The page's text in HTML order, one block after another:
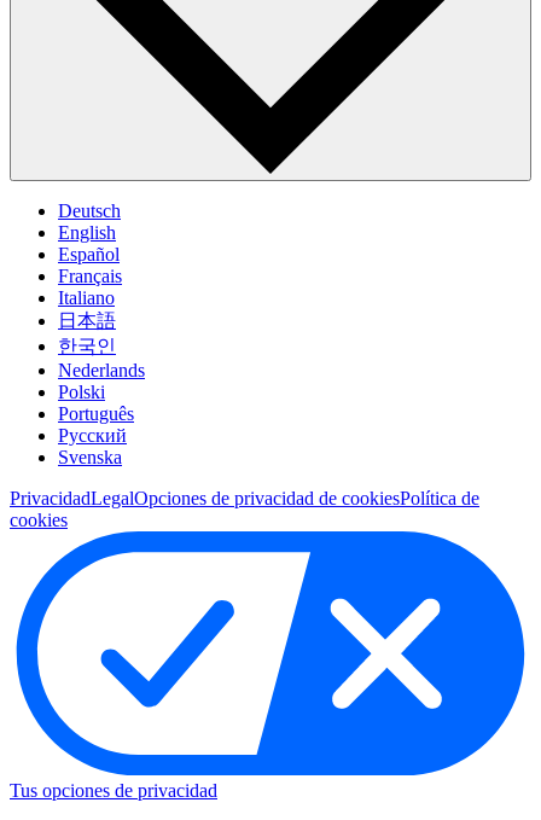
Deutsch
English
Español
Français
Italiano
日本語
한국인
Nederlands
Polski
Português
Pусский
Svenska
PrivacidadLegalOpciones de privacidad de cookiesPolítica de
cookies
Tus opciones de privacidad